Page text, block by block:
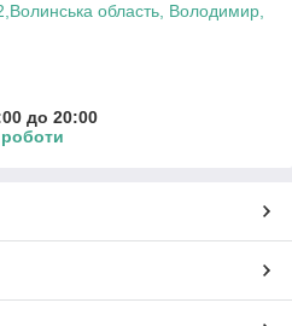
область, Володимир,
до 20:00